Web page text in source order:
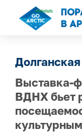
Выставка-
ВДНХ бьет